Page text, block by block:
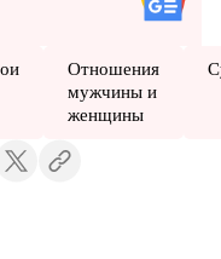
Отношения
мужчины и
женщины